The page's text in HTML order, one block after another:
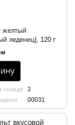
желтый
леденец), 120 г
складе
2
00031